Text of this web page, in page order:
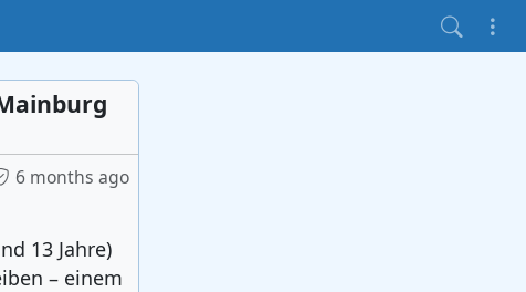
6 months ago
13 Jahre)
– einem